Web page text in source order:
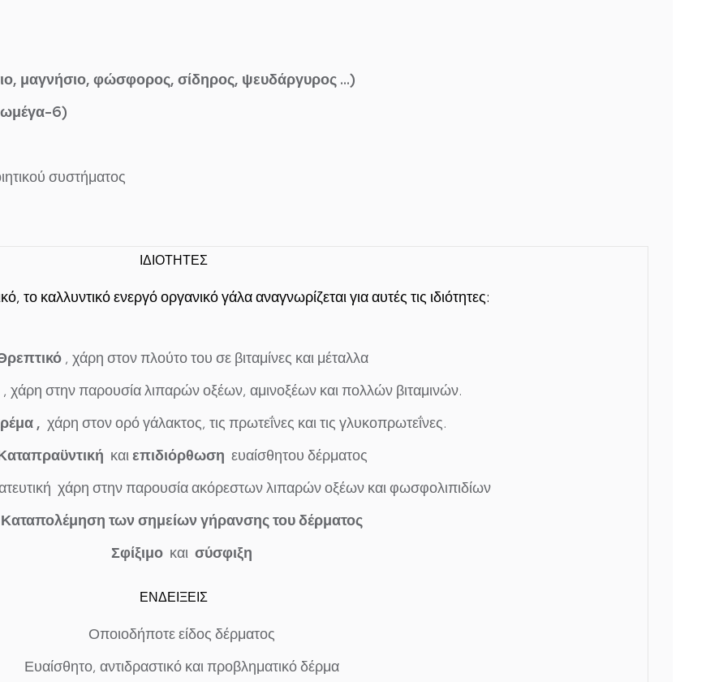
μαγνήσιο, φώσφορος, σίδηρος, ψευδάργυρος …)
ωμέγα-6)
συστήματος
ΙΔΙΟΤΗΤΕΣ
το καλλυντικό ενεργό οργανικό γάλα αναγνωρίζεται για αυτές τις ιδιότητες:
, χάρη στον πλούτο του σε βιταμίνες και μέταλλα
, χάρη στην παρουσία λιπαρών οξέων, αμινοξέων και πολλών βιταμινών.
, χάρη στον ορό γάλακτος, τις πρωτεΐνες και τις γλυκοπρωτεΐνες.
καιεπιδιόρθωση ευαίσθητου δέρματος
χάρη στην παρουσία ακόρεστων λιπαρών οξέων και φωσφολιπιδίων
Καταπολέμηση των σημείων γήρανσης του δέρματος
Σφίξιμο και σύσφιξη
ΕΝΔΕΙΞΕΙΣ
Οποιοδήποτε είδος δέρματος
Ευαίσθητο, αντιδραστικό και προβληματικό δέρμα